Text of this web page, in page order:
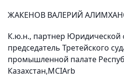
ЖАКЕНОВ ВАЛЕРИЙ
К.ю.н., партнер
председатель Третейского
промышленной палате
Казахстан,MCIArb